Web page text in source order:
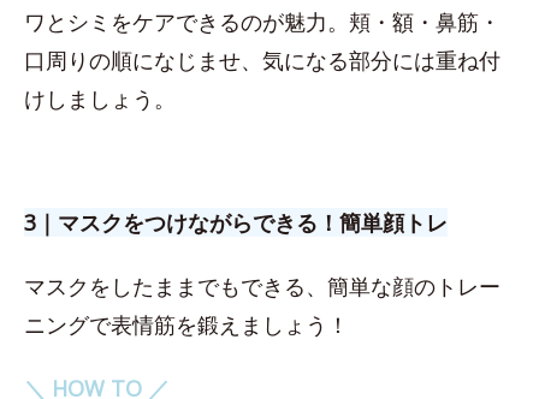
ワとシミをケアできるのが魅力。頬・額・鼻筋・
口周りの順になじませ、気になる部分には重ね付
けしましょう。
3｜マスクをつけながらできる！簡単顔トレ
マスクをしたままでもできる、簡単な顔のトレー
ニングで表情筋を鍛えましょう！
＼ HOW TO ／